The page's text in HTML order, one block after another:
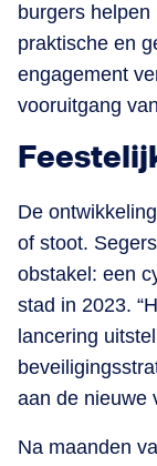
burgers
praktische en
engagement
vooruitgang
De
of stoot.
obstakel: een
stad in 2023.
lancering
aan de nieuwe
Na maanden